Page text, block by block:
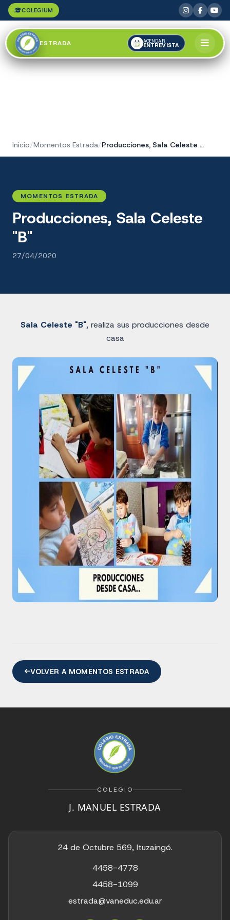
COLEGIUM
ESTRADA AGENDAR
ENTREVISTA
Inicio/Momentos Estrada/ Producciones, Sala Celeste "B"
MOMENTOS ESTRADA
Producciones, Sala Celeste
"B"
27/04/2020
Sala Celeste "B", realiza sus producciones desde
casa
VOLVER A MOMENTOS ESTRADA
COLEGIO
J. MANUEL ESTRADA
24 de Octubre 569, Ituzaingó.
4458-4778
4458-1099
estrada@vaneduc.edu.ar